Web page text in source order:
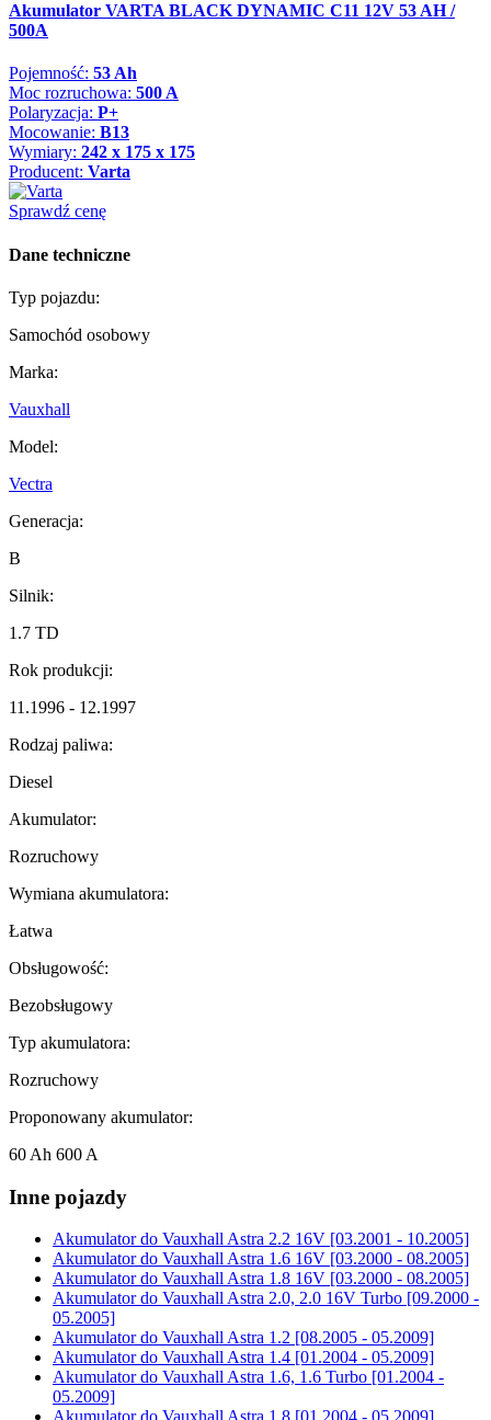
Akumulator VARTA BLACK DYNAMIC C11 12V 53 AH /
500A
Pojemność: 53 Ah
Moc rozruchowa: 500 A
Polaryzacja: P+
Mocowanie: B13
Wymiary: 242 x 175 x 175
Producent: Varta
Sprawdź cenę
Dane techniczne
Typ pojazdu:
Samochód osobowy
Marka:
Vauxhall
Model:
Vectra
Generacja:
B
Silnik:
1.7 TD
Rok produkcji:
11.1996 - 12.1997
Rodzaj paliwa:
Diesel
Akumulator:
Rozruchowy
Wymiana akumulatora:
Łatwa
Obsługowość:
Bezobsługowy
Typ akumulatora:
Rozruchowy
Proponowany akumulator:
60 Ah 600 A
Inne pojazdy
Akumulator do Vauxhall Astra 2.2 16V [03.2001 - 10.2005]
Akumulator do Vauxhall Astra 1.6 16V [03.2000 - 08.2005]
Akumulator do Vauxhall Astra 1.8 16V [03.2000 - 08.2005]
Akumulator do Vauxhall Astra 2.0, 2.0 16V Turbo [09.2000 -
05.2005]
Akumulator do Vauxhall Astra 1.2 [08.2005 - 05.2009]
Akumulator do Vauxhall Astra 1.4 [01.2004 - 05.2009]
Akumulator do Vauxhall Astra 1.6, 1.6 Turbo [01.2004 -
05.2009]